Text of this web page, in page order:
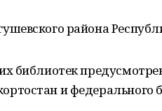
района
библиотек
и федерального